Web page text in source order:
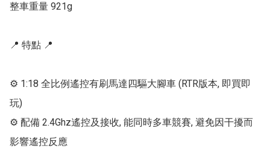
整車重量 921g
📍 特點 📍
⚙ 1:18 全比例遙控有刷馬達四驅大腳車 (RTR版本, 即買即
玩)
⚙ 配備 2.4Ghz遙控及接收, 能同時多車競賽, 避免因干擾而
影響遙控反應